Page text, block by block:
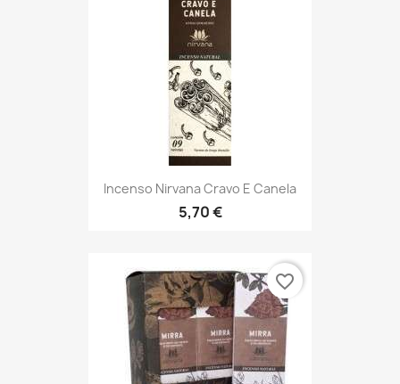
Incenso Nirvana Cravo E Canela
5,70 €
favorite_border